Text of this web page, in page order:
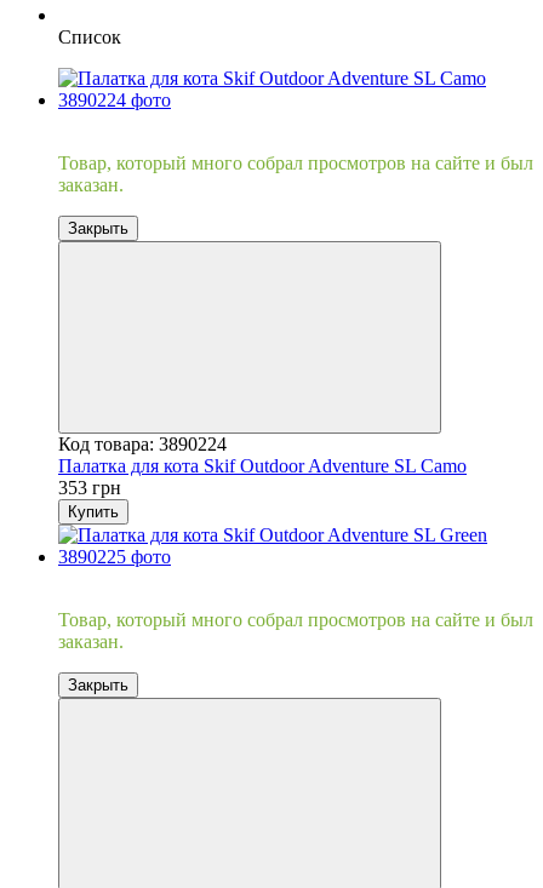
Список
Товар, который много собрал просмотров на сайте и был
заказан.
Закрыть
Код товара: 3890224
Палатка для кота Skif Outdoor Adventure SL Camo
353 грн
Купить
Товар, который много собрал просмотров на сайте и был
заказан.
Закрыть